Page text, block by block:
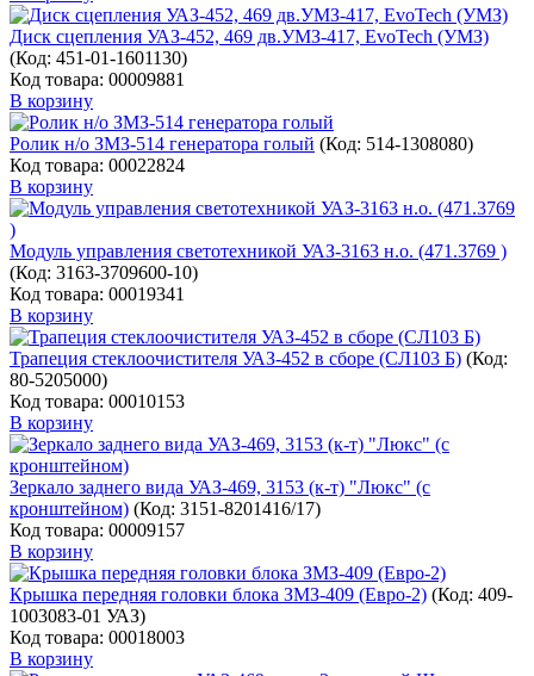
Диск сцепления УАЗ-452, 469 дв.УМЗ-417, EvoTech (УМЗ)
(Код: 451-01-1601130)
Код товара: 00009881
В корзину
Ролик н/о ЗМЗ-514 генератора голый (Код: 514-1308080)
Код товара: 00022824
В корзину
Модуль управления светотехникой УАЗ-3163 н.о. (471.3769 )
(Код: 3163-3709600-10)
Код товара: 00019341
В корзину
Трапеция стеклоочистителя УАЗ-452 в сборе (СЛ103 Б) (Код:
80-5205000)
Код товара: 00010153
В корзину
Зеркало заднего вида УАЗ-469, 3153 (к-т) "Люкс" (с
кронштейном) (Код: 3151-8201416/17)
Код товара: 00009157
В корзину
Крышка передняя головки блока ЗМЗ-409 (Евро-2) (Код: 409-
1003083-01 УАЗ)
Код товара: 00018003
В корзину